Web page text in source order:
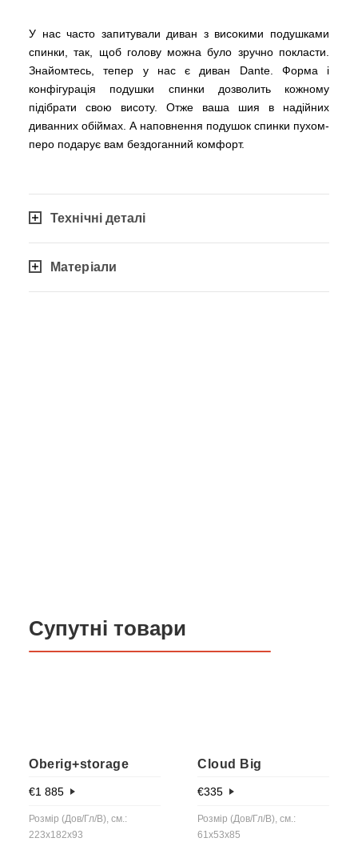
У нас часто запитували диван з високими подушками
спинки, так, щоб голову можна було зручно покласти.
Знайомтесь, тепер у нас є диван Dante. Форма і
конфігурація подушки спинки дозволить кожному
підібрати свою висоту. Отже ваша шия в надійних
диванних обіймах. А наповнення подушок спинки пухом-
перо подарує вам бездоганний комфорт.
Технічні деталі
Матеріали
Супутні товари
Oberig+storage
€1 885
Розмір (Дов/Гл/В), см.:
223x182x93
Cloud Big
€335
Розмір (Дов/Гл/В), см.:
61x53x85